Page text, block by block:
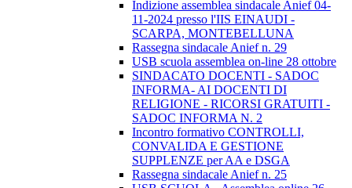
Indizione assemblea sindacale Anief 04-
11-2024 presso l'IIS EINAUDI -
SCARPA, MONTEBELLUNA
Rassegna sindacale Anief n. 29
USB scuola assemblea on-line 28 ottobre
SINDACATO DOCENTI - SADOC
INFORMA- AI DOCENTI DI
RELIGIONE - RICORSI GRATUITI -
SADOC INFORMA N. 2
Incontro formativo CONTROLLI,
CONVALIDA E GESTIONE
SUPPLENZE per AA e DSGA
Rassegna sindacale Anief n. 25